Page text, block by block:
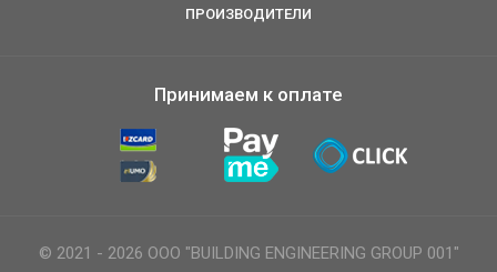
ПРОИЗВОДИТЕЛИ
Принимаем к оплате
© 2021 - 2026 ООО "BUILDING ENGINEERING GROUP 001"